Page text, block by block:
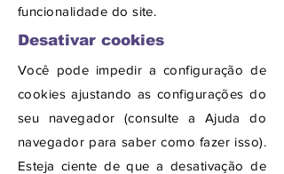
funcionalidade do site.
Desativar cookies
Você pode impedir a configuração de
cookies ajustando as configurações do
seu navegador (consulte a Ajuda do
navegador para saber como fazer isso).
Esteja ciente de que a desativação de